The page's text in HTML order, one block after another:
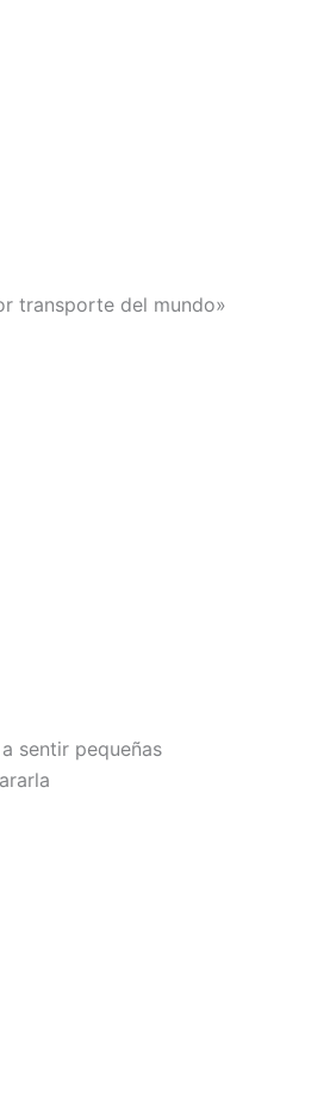
transporte del mundo»
sentir pequeñas